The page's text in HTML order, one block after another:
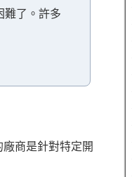
難了。許多
商是針對特定開